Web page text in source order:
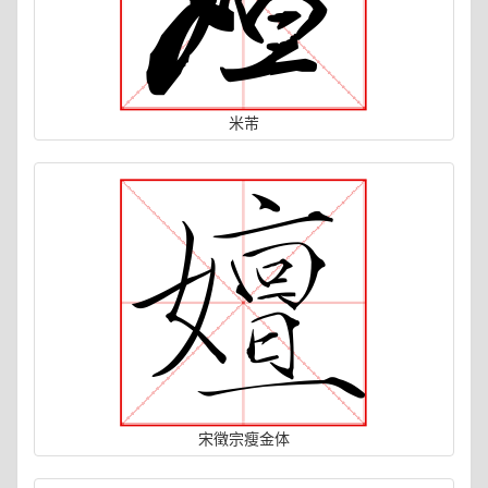
米芾
宋徵宗瘦金体